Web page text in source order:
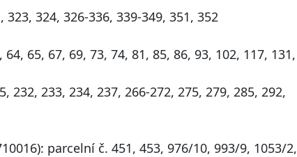
324, 326-336, 339-349, 351, 352
65, 67, 69, 73, 74, 81, 85, 86, 93, 102, 117, 131,
232, 233, 234, 237, 266-272, 275, 279, 285, 292,
parcelní č. 451, 453, 976/10, 993/9, 1053/2,